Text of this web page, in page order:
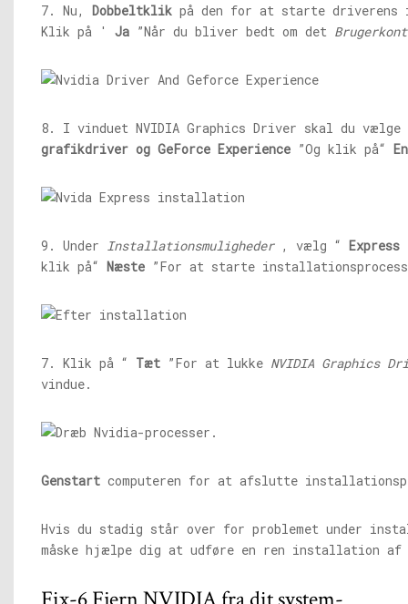
7. Nu, Dobbeltklik på den for at starte driverens
Klik på ' Ja ”Når du bliver bedt om det
8. I vinduet NVIDIA Graphics Driver skal du
grafikdriver og GeForce Experience ”Og klik på“
9. Under Installationsmuligheder, vælg “
klik på“ Næste ”For at starte
7. Klik på “ Tæt ”For at lukke NVIDIA Graphics
vindue.
Genstart computeren for at afslutte
Hvis du stadig står over for problemet under
måske hjælpe dig at udføre en ren installation af